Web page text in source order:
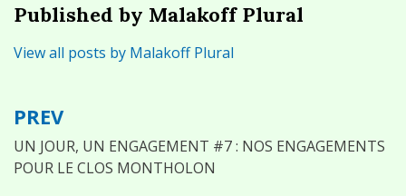
Published by Malakoff Plural
View all posts by Malakoff Plural
Navigation
de
l’article
PREV
UN JOUR, UN ENGAGEMENT #7 : NOS ENGAGEMENTS
POUR LE CLOS MONTHOLON